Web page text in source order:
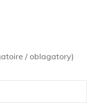
/ oblagatory)